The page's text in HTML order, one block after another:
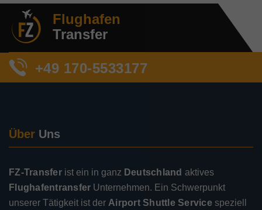
Flughafen
Transfer
+49 170-5533177
Über Uns
FZ-Transferist ein in ganz Deutschland aktives
Flughafentransfer Unternehmen. Ein Schwerpunkt
unserer Tätigkeit ist der Airport Shuttle Service speziell